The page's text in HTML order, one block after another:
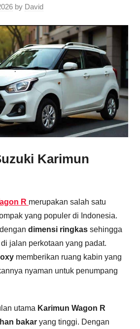
by David
Karimun
R merupakan salah satu
yang populer di Indonesia.
dimensi ringkas sehingga
jalan perkotaan yang padat.
memberikan ruang kabin yang
nyaman untuk penumpang
utama Karimun Wagon R
bakar yang tinggi. Dengan